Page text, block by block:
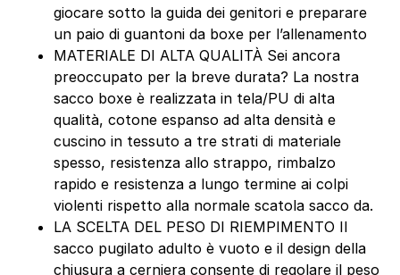
giocare sotto la guida dei genitori e preparare
un paio di guantoni da boxe per l’allenamento
MATERIALE DI ALTA QUALITÀ Sei ancora
preoccupato per la breve durata? La nostra
sacco boxe è realizzata in tela/PU di alta
qualità, cotone espanso ad alta densità e
cuscino in tessuto a tre strati di materiale
spesso, resistenza allo strappo, rimbalzo
rapido e resistenza a lungo termine ai colpi
violenti rispetto alla normale scatola sacco da.
LA SCELTA DEL PESO DI RIEMPIMENTO Il
sacco pugilato adulto è vuoto e il design della
chiusura a cerniera consente di regolare il peso